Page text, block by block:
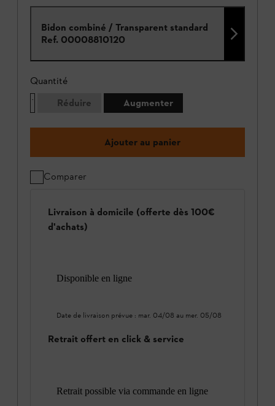
Bidon combiné / Transparent standard
Ref. 00008810120
Quantité
Réduire
Augmenter
Ajouter au panier
Comparer
Livraison à domicile (offerte dès 100€
d'achats)
Disponible en ligne
Date de livraison prévue : mar. 04/08 au mer. 05/08
Retrait offert en click & service
Retrait possible via commande en ligne